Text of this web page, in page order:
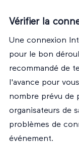
Vérifier la
Une connexion
pour le bon
recommandé de
l'avance pour
nombre prévu de
organisateurs de
problèmes de
événement.